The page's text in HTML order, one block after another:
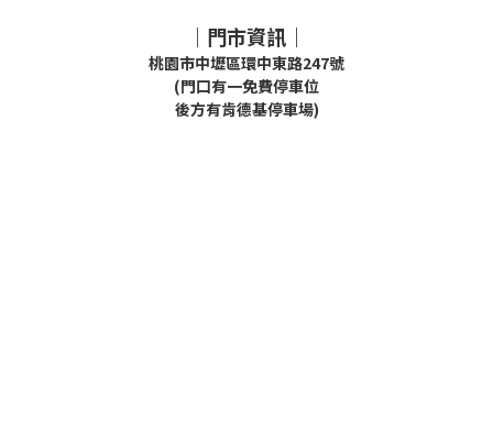
｜門市資訊｜
桃園市中壢區環中東路247號
(門口有一免費停車位
後方有肯德基停車場)